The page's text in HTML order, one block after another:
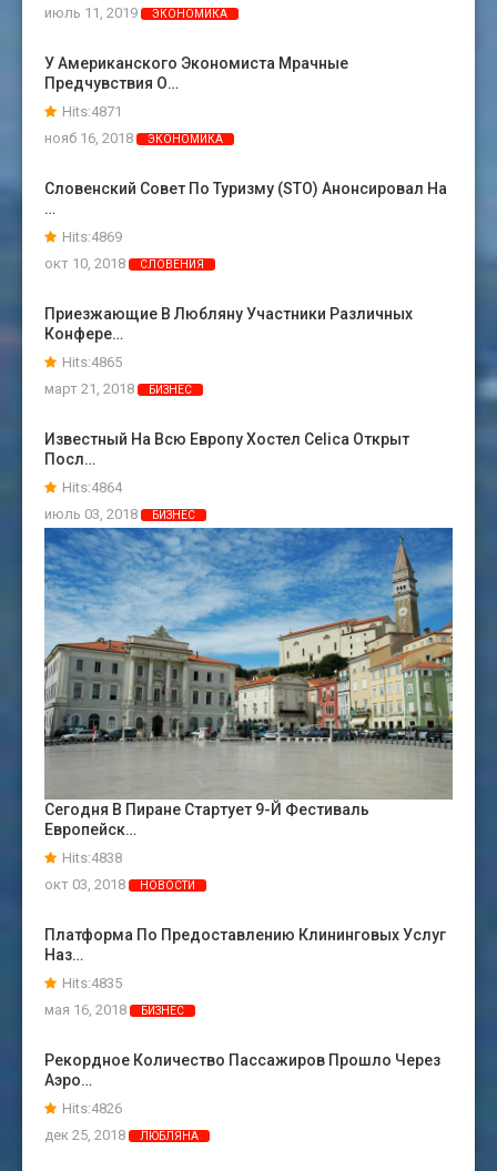
июль 11, 2019
ЭКОНОМИКА
У Американского Экономиста Мрачные
Предчувствия О…
Hits:4871
нояб 16, 2018
ЭКОНОМИКА
Словенский Совет По Туризму (STO) Анонсировал На
…
Hits:4869
окт 10, 2018
СЛОВЕНИЯ
Приезжающие В Любляну Участники Различных
Конфере…
Hits:4865
март 21, 2018
БИЗНЕС
Известный На Всю Европу Хостел Celica Открыт
Посл…
Hits:4864
июль 03, 2018
БИЗНЕС
Сегодня В Пиране Стартует 9-Й Фестиваль
Европейск…
Hits:4838
окт 03, 2018
НОВОСТИ
Платформа По Предоставлению Клининговых Услуг
Наз…
Hits:4835
мая 16, 2018
БИЗНЕС
Рекордное Количество Пассажиров Прошло Через
Аэро…
Hits:4826
дек 25, 2018
ЛЮБЛЯНА